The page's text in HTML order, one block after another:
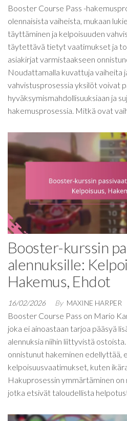
Booster Course Pass -
olennaisista vaiheista, mukaan
täyttäminen ja kelpoisuuden
täytettävä tietyt vaatimukset ja
asiakirjat varmistaakseen
Noudattamalla kuvattuja vaiheita
vahvistusprosessia yksilöt voivat
hyväksymismahdollisuuksiaan ja
hakemusprosessia. Mitkä ovat
Booster-kurssin
alennuksille:
Hakemus, Ehdot
16/02/2026 By MAXINE HARPER
Booster Course Pass on Mario
joka ei ainoastaan tarjoa pääsyä
alennuksia niihin liittyvistä
onnistunut hakeminen
kelpoisuusvaatimukset, kuten
Hakuprosessin ymmärtäminen
jotka etsivät taloudellista